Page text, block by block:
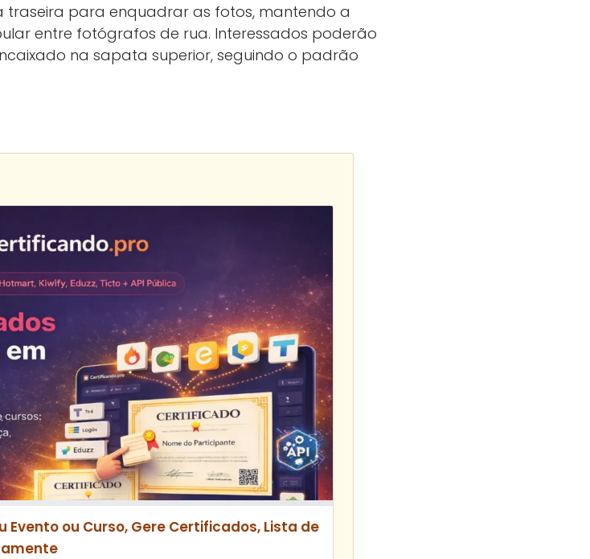
traseira para enquadrar as fotos, mantendo a
entre fotógrafos de rua. Interessados poderão
na sapata superior, seguindo o padrão
Evento ou Curso, Gere Certificados, Lista de